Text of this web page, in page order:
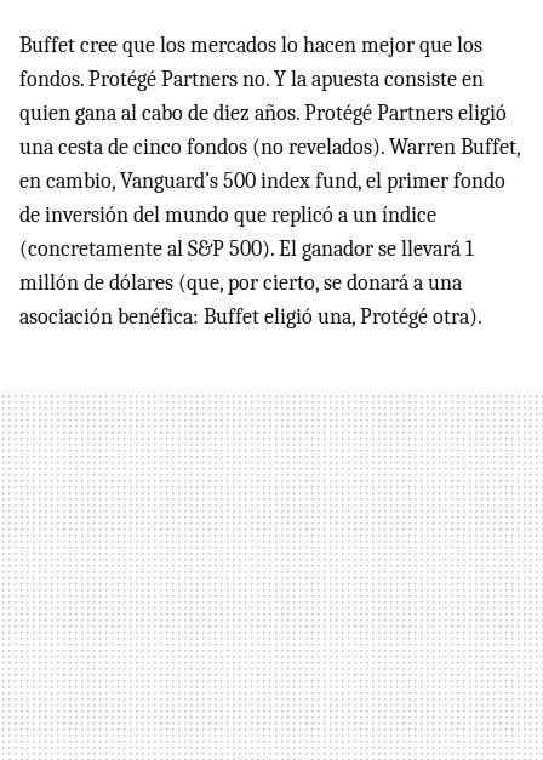
Buffet cree que los mercados lo hacen mejor que los
fondos. Protégé Partners no. Y la apuesta consiste en
quien gana al cabo de diez años. Protégé Partners eligió
una cesta de cinco fondos (no revelados). Warren Buffet,
en cambio, Vanguard’s 500 index fund, el primer fondo
de inversión del mundo que replicó a un índice
(concretamente al S&P 500). El ganador se llevará 1
millón de dólares (que, por cierto, se donará a una
asociación benéfica: Buffet eligió una, Protégé otra).